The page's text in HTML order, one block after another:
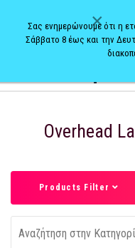
Overhead
Products Filter
×
Σας ενημερώνουμε ότι η
Σάββατο 8 έως και την